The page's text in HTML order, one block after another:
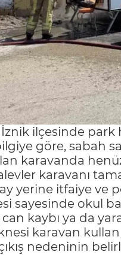
İznik ilçesinde
göre, sabah
karavanda
karavanı
yerine itfaiye ve
sayesinde okul
can kaybı ya da
karavan
nedeninin